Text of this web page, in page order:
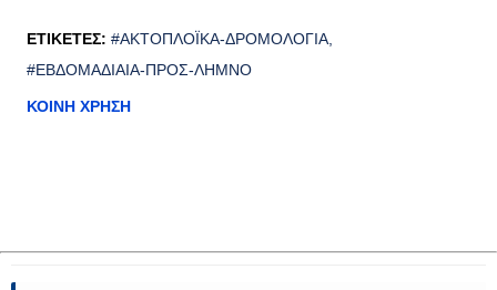
ΕΤΙΚΈΤΕΣ: #ΑΚΤΟΠΛΟΪΚΆ-ΔΡΟΜΟΛΌΓΙΑ
#ΕΒΔΟΜΑΔΙΑΊΑ-ΠΡΟΣ-ΛΉΜΝΟ
ΚΟΙΝΉ ΧΡΉΣΗ